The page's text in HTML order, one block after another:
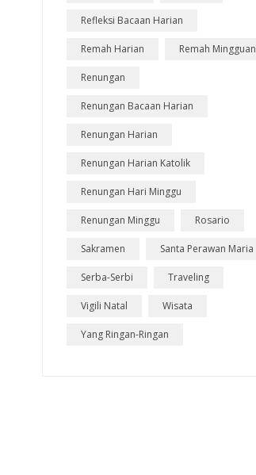
Refleksi Bacaan Harian
Remah Harian Remah Mingguan
Renungan
Renungan Bacaan Harian
Renungan Harian
Renungan Harian Katolik
Renungan Hari Minggu
Renungan Minggu Rosario
Sakramen Santa Perawan Maria
Serba-Serbi Traveling
Vigili Natal Wisata
Yang Ringan-Ringan